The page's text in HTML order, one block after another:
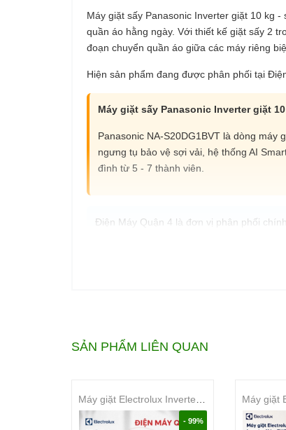
Máy giặt sấy Panasonic Inverter giặt 10 kg -
quần áo hằng ngày. Với thiết kế giặt sấy 2
đoạn chuyển quần áo giữa các máy riêng
Hiện sản phẩm đang được phân phối tại
Máy giặt sấy Panasonic Inverter giặt
Panasonic NA-S20DG1BVT là dòng máy
ngưng tụ bảo vệ sợi vải, hệ thống AI
đình từ 5 - 7 thành viên.
Điện Máy Quận 4 là đơn vị phân phối
nghệ Nhật Bản từ Panasonic mang đến
Thương hiệu:Panasonic
📌 Nội dung chính
Điều hướng nhanh nội dung trong bài
SẢN PHẨM LIÊN QUAN
- 99%